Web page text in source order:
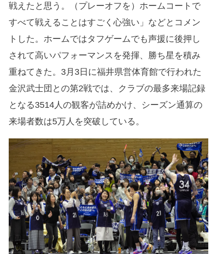
戦えたと思う。（プレーオフを）ホームコートで
すべて戦えることはすごく心強い」などとコメン
トした。ホームではタフゲームでも声援に後押し
されて高いパフォーマンスを発揮、勝ち星を積み
重ねてきた。3月3日に福井県営体育館で行われた
金沢武士団との第2戦では、クラブの最多来場記録
となる3514人の観客が詰めかけ、シーズン通算の
来場者数は5万人を突破している。